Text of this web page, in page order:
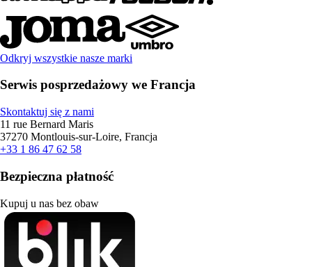
Odkryj wszystkie nasze marki
Serwis posprzedażowy we Francja
Skontaktuj się z nami
11 rue Bernard Maris
37270 Montlouis-sur-Loire, Francja
+33 1 86 47 62 58
Bezpieczna płatność
Kupuj u nas bez obaw